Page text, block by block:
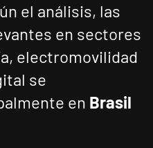
el análisis, las
en sectores
electromovilidad
se
en Brasil